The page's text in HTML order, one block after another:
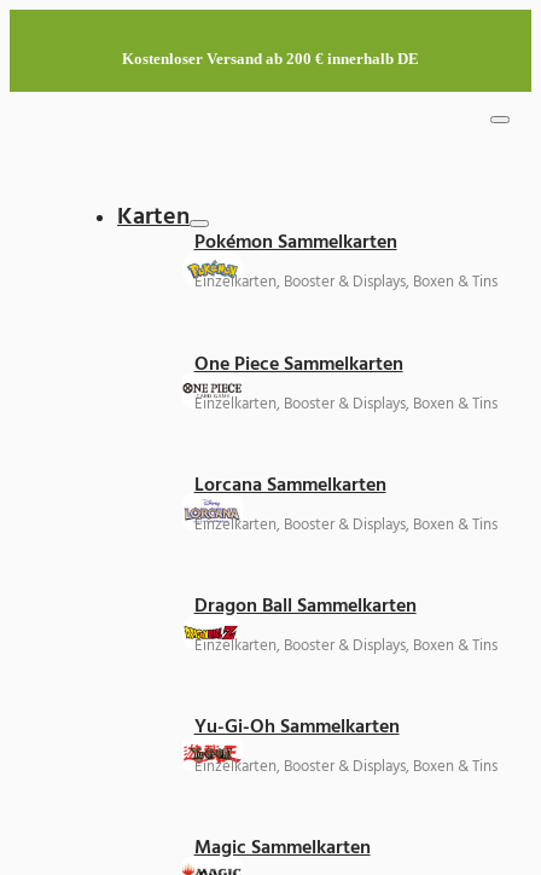
Kostenloser Versand ab 200 € innerhalb DE
Karten
Pokémon Sammelkarten
Einzelkarten, Booster & Displays, Boxen & Tins
One Piece Sammelkarten
Einzelkarten, Booster & Displays, Boxen & Tins
Lorcana Sammelkarten
Einzelkarten, Booster & Displays, Boxen & Tins
Dragon Ball Sammelkarten
Einzelkarten, Booster & Displays, Boxen & Tins
Yu-Gi-Oh Sammelkarten
Einzelkarten, Booster & Displays, Boxen & Tins
Magic Sammelkarten